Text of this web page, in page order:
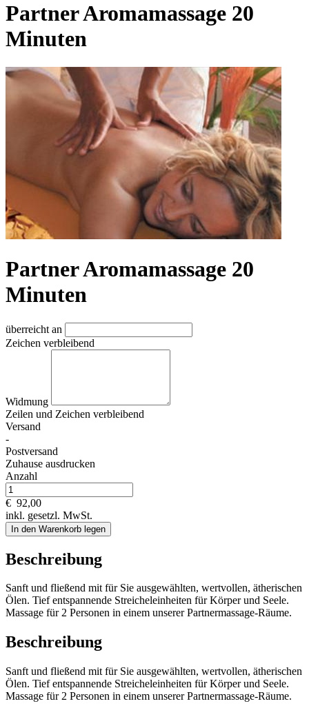
Partner Aromamassage 20
Minuten
Partner Aromamassage 20
Minuten
überreicht an
Zeichen verbleibend
Widmung
Zeilen und Zeichen verbleibend
Versand
-
Postversand
Zuhause ausdrucken
Anzahl
€ 92,00
inkl. gesetzl. MwSt.
In den Warenkorb legen
Beschreibung
Sanft und fließend mit für Sie ausgewählten, wertvollen, ätherischen
Ölen. Tief entspannende Streicheleinheiten für Körper und Seele.
Massage für 2 Personen in einem unserer Partnermassage-Räume.
Beschreibung
Sanft und fließend mit für Sie ausgewählten, wertvollen, ätherischen
Ölen. Tief entspannende Streicheleinheiten für Körper und Seele.
Massage für 2 Personen in einem unserer Partnermassage-Räume.